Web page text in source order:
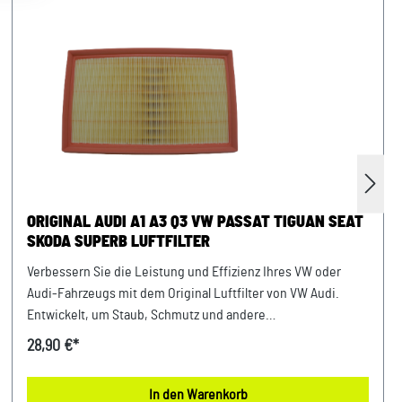
ORIGINAL AUDI A1 A3 Q3 VW PASSAT TIGUAN SEAT
SKODA SUPERB LUFTFILTER
Verbessern Sie die Leistung und Effizienz Ihres VW oder
Audi-Fahrzeugs mit dem Original Luftfilter von VW Audi.
Entwickelt, um Staub, Schmutz und andere
Verunreinigungen fernzuhalten, sorgt dieser Luftfilter für
und hochwertigen Materialien gewährleistet er eine lange
28,90 €*
In den Warenkorb